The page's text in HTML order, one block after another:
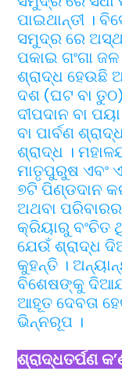
ପାଇଥାନ୍ତୀ ।
ସମୁଦ୍ର ରେ
ପକାଇ ଗଂଗା
ଶ୍ରାଦ୍ଧ ହେଉଛି
ଦଶ (ଘଟ ବା
ଦୀପଦାନ ବା
ବା ପାର୍ବଣ
ଶ୍ରାଦ୍ଧ ।
ମାତୃପୁରୁଷ
୭ଟି ପିଣ୍ଡଦାନ
ଅଥବା
କ୍ରିୟାରୁ ବଂଚିତ
ଯେଉଁ ଶ୍ରାଦ୍ଧ
କୁହନ୍ତି ।
ବିଶେଷଙ୍କୁ
ଆହୂତ ଦେବତା
ଭିନ୍ନରୂପ ।
ଶ୍ରାଦ୍ଧତର୍ପଣ